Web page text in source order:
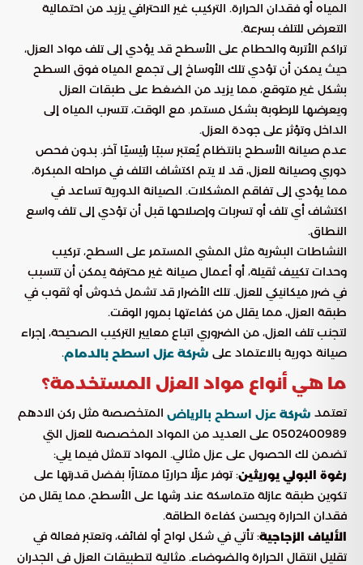
المياه أو فقدان الحرارة. التركيب غير الاحترافي يزيد من احتمالية
التعرض للتلف بسرعة.
تراكم الأتربة والحطام على الأسطح قد يؤدي إلى تلف مواد العزل،
حيث يمكن أن تؤدي تلك الأوساخ إلى تجمع المياه فوق السطح
بشكل غير متوقع، مما يزيد من الضغط على طبقات العزل
ويعرضها للرطوبة بشكل مستمر. مع الوقت، تتسرب المياه إلى
الداخل وتؤثر على جودة العزل.
عدم صيانة الأسطح بانتظام يُعتبر سببًا رئيسيًا آخر. بدون فحص
دوري وصيانة للعزل، قد لا يتم اكتشاف التلف في مراحله المبكرة،
مما يؤدي إلى تفاقم المشكلات. الصيانة الدورية تساعد في
اكتشاف أي تلف أو تسربات وإصلاحها قبل أن تؤدي إلى تلف واسع
النطاق.
النشاطات البشرية مثل المشي المستمر على السطح، تركيب
وحدات تكييف ثقيلة، أو أعمال صيانة غير محترفة يمكن أن تتسبب
في ضرر ميكانيكي للعزل. تلك الأضرار قد تشمل خدوش أو ثقوب في
طبقة العزل، مما يقلل من كفاءتها بمرور الوقت.
لتجنب تلف العزل، من الضروري اتباع معايير التركيب الصحيحة، إجراء
صيانة دورية بالاعتماد على شركة عزل اسطح بالدمام.
ما هي أنواع مواد العزل المستخدمة؟
تعتمد شركة عزل اسطح بالرياض المتخصصة مثل ركن الادهم
0502400989 على العديد من المواد المخصصة للعزل التي
تضمن لك الحصول على عزل مثالي. المواد تتمثل فيما يلي:
رغوة البولي يوريثين: توفر عزلًا حراريًا ممتازًا بفضل قدرتها على
تكوين طبقة عازلة متماسكة عند رشها على الأسطح، مما يقلل من
فقدان الحرارة ويحسن كفاءة الطاقة.
الألياف الزجاجية: تأتي في شكل لواح أو لفائف، وتعتبر فعالة في
تقليل انتقال الحرارة والضوضاء. مثالية لتطبيقات العزل في الجدران